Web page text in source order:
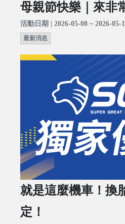
母親節快樂｜來非
活動日期 | 2026-05-08 ~ 2026-05-
最新消息
就是這麼機車！換
定！